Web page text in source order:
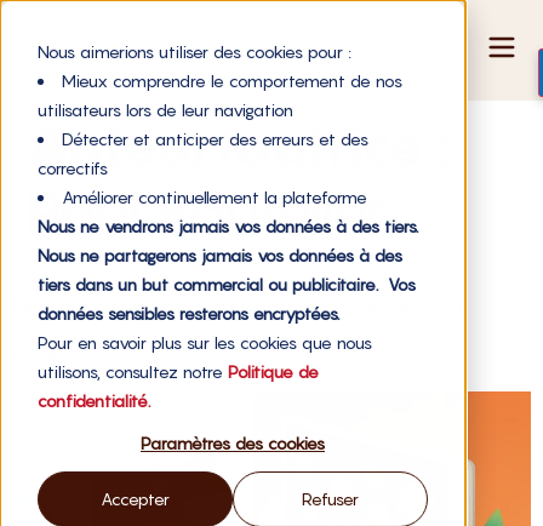
Nous aimerions utiliser des cookies pour :
Mieux comprendre le comportement de nos
utilisateurs lors de leur navigation
Détecter et anticiper des erreurs et des
correctifs
Améliorer continuellement la plateforme
Nous ne vendrons jamais vos données à des tiers.
Nous ne partagerons jamais vos données à des
tiers dans un but commercial ou publicitaire. Vos
données sensibles resterons encryptées.
Pour en savoir plus sur les cookies que nous
utilisons, consultez notre Politique de
confidentialité.
Paramètres des cookies
Accepter Refuser
Auteur/autrice :
Paul Boutelier
Financement d’entreprise : pourquoi le crowdfunding devient